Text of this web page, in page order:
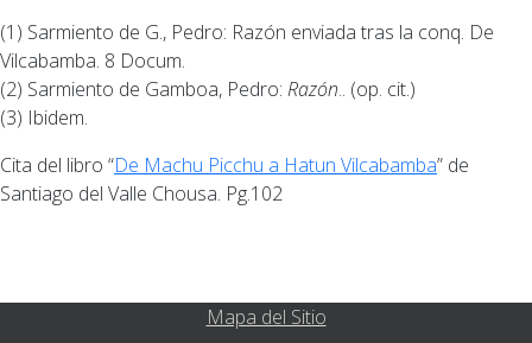
(1) Sarmiento de G., Pedro: Razón enviada tras la conq. De
Vilcabamba. 8 Docum.
(2) Sarmiento de Gamboa, Pedro: Razón.. (op. cit.)
(3) Ibidem.
Cita del libro “De Machu Picchu a Hatun Vilcabamba” de
Santiago del Valle Chousa. Pg.102
Mapa del Sitio